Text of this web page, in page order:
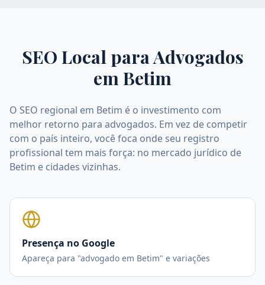
SEO Local para Advogados
emBetim
O SEO regional em Betim é o investimento com
melhor retorno para advogados. Em vez de competir
com o país inteiro, você foca onde seu registro
profissional tem mais força: no mercado jurídico de
Betim e cidades vizinhas.
Presença no Google
Apareça para "advogado em Betim" e variações